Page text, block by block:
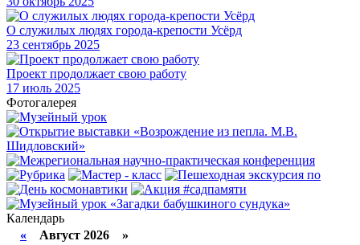
О служилых людях города-крепости Усёрд
23 сентябрь 2025
Проект продолжает свою работу
17 июль 2025
Фотогалерея
Календарь
« Август 2026 »